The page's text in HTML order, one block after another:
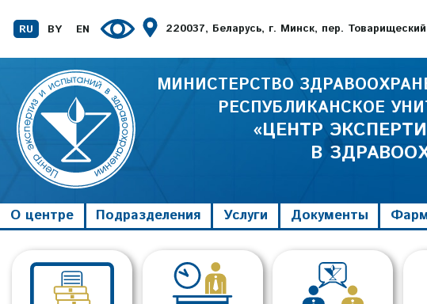
RU BY EN 220037, Беларусь, г. Минск, пер.
МИНИСТЕРСТВО
РЕСПУБЛИКАНСКОЕ
«ЦЕНТР
В
О центре Подразделения Услуги Документы